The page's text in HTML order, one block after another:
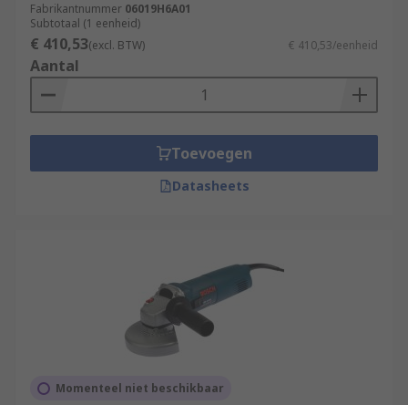
Fabrikantnummer 06019H6A01
Subtotaal (1 eenheid)
€ 410,53(excl. BTW) € 410,53/eenheid
Aantal
Toevoegen
Datasheets
Momenteel niet beschikbaar